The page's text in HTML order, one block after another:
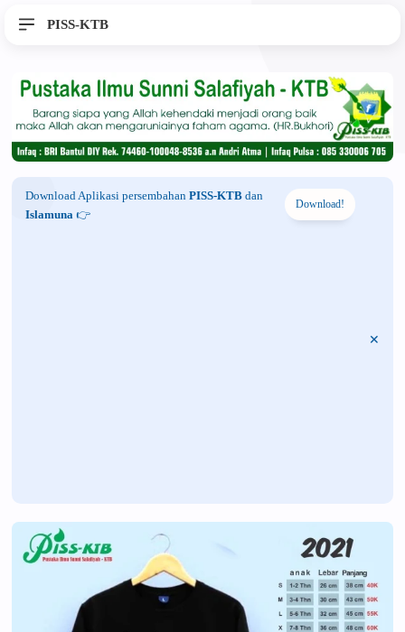
PISS-KTB
Download Aplikasi persembahan PISS-KTB dan
Islamuna 👉
Download!